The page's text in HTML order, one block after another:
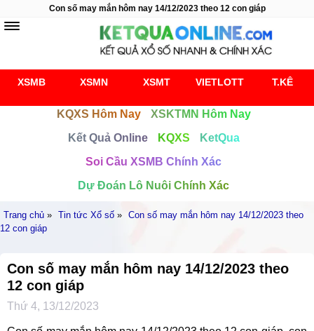
Con số may mắn hôm nay 14/12/2023 theo 12 con giáp
XSMB XSMN XSMT VIETLOTT T.KÊ
KQXS Hôm Nay
XSKTMN Hôm Nay
Kết Quả Online
KQXS
KetQua
Soi Cầu XSMB Chính Xác
Dự Đoán Lô Nuôi Chính Xác
Trang chủ » Tin tức Xổ số » Con số may mắn hôm nay 14/12/2023 theo
12 con giáp
Con số may mắn hôm nay 14/12/2023 theo
12 con giáp
Thứ 4, 13/12/2023